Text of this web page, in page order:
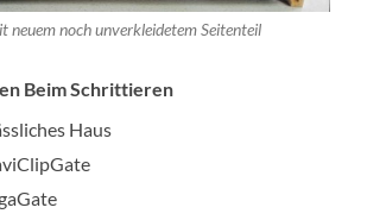
neuem noch unverkleidetem Seitenteil
Beim Schrittieren
Haus